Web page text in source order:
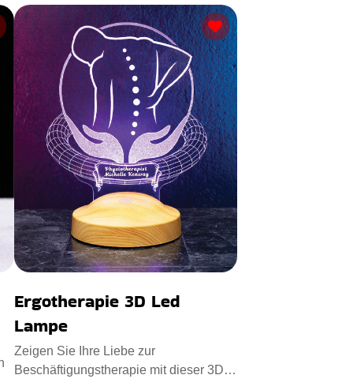
Ergotherapie 3D Led
Lampe
Zeigen Sie Ihre Liebe zur
Beschäftigungstherapie mit dieser 3D-